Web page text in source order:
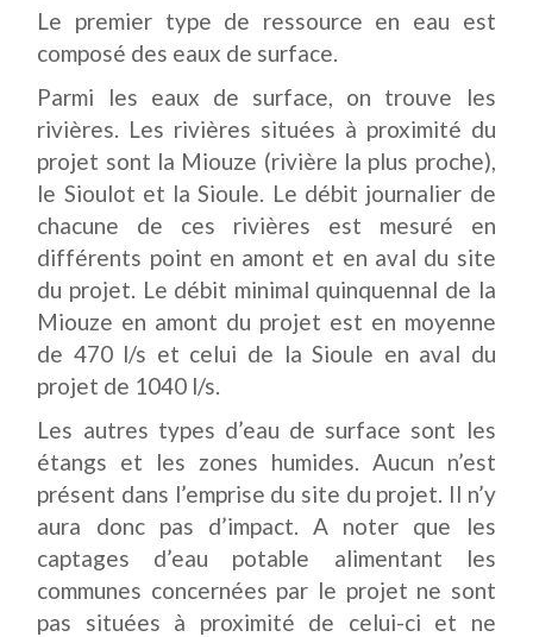
Le premier type de ressource en eau est
composé des eaux de surface.
Parmi les eaux de surface, on trouve les
rivières. Les rivières situées à proximité du
projet sont la Miouze (rivière la plus proche),
le Sioulot et la Sioule. Le débit journalier de
chacune de ces rivières est mesuré en
différents point en amont et en aval du site
du projet. Le débit minimal quinquennal de la
Miouze en amont du projet est en moyenne
de 470 l/s et celui de la Sioule en aval du
projet de 1040 l/s.
Les autres types d’eau de surface sont les
étangs et les zones humides. Aucun n’est
présent dans l’emprise du site du projet. Il n’y
aura donc pas d’impact. A noter que les
captages d’eau potable alimentant les
communes concernées par le projet ne sont
pas situées à proximité de celui-ci et ne